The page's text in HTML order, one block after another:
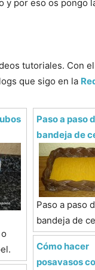
por eso os pongo
tutoriales. Con
que sigo en la
Paso a paso
bandeja de
Paso a paso
bandeja de
Cómo hacer
posavasos